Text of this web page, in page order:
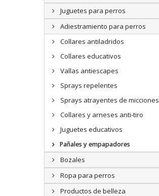
Juguetes para perros
Adiestramiento para perros
Collares antiladridos
Collares educativos
Vallas antiescapes
Sprays repelentes
Sprays atrayentes de micciones
Collares y arneses anti-tiro
Juguetes educativos
Pañales y empapadores
Bozales
Ropa para perros
Productos de belleza